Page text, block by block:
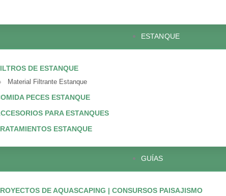
ESTANQUE
DE ESTANQUE
Material Filtrante Estanque
PECES ESTANQUE
PARA ESTANQUES
ESTANQUE
GUÍAS
DE AQUASCAPING | CONSURSOS PAISAJISMO